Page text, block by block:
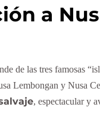
a
de las tres famosas
Lembongan y Nusa
, espectacular y